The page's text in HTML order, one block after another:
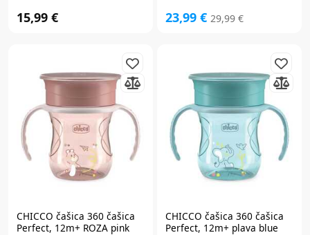
15,99 € 23,99 € 29,99 €
CHICCO čašica 360 čašica
Perfect, 12m+ ROZA pink
CHICCO čašica 360 čašica
Perfect, 12m+ plava blue